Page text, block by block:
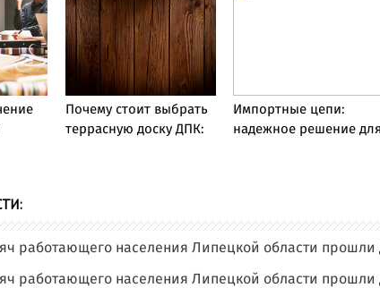
Почему стоит выбрать
террасную доску ДПК:
Импортные цепи:
надежное решение для
работающего населения Липецкой области
работающего населения Липецкой области